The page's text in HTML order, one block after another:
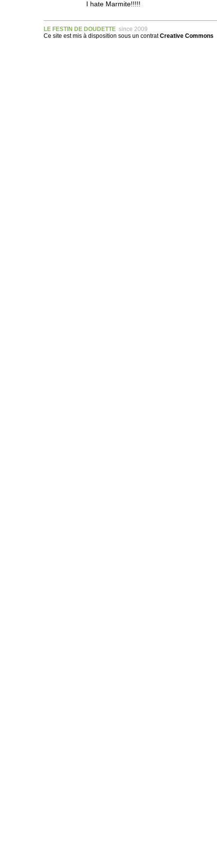
I hate Marmite!!!!!
LE FESTIN DE DOUDETTE since 2009
Ce site est mis à disposition sous un contratCreative Commons